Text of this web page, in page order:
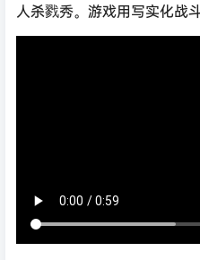
人杀戮秀。游戏用写实化战